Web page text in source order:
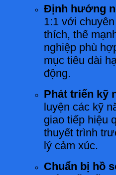
Định hướng
1:1 với
thích, thế
nghiệp phù
mục tiêu dài
động.
Phát triển kỹ
luyện các kỹ
giao tiếp hiệu
thuyết trình
lý cảm xúc.
Chuẩn bị hồ